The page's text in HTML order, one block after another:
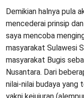
Demikian halnya pula
mencederai prinsip
saya mencoba
masyarakat Sulawesi
masyarakat Bugis
Nusantara. Dari
nilai-nilai budaya yang